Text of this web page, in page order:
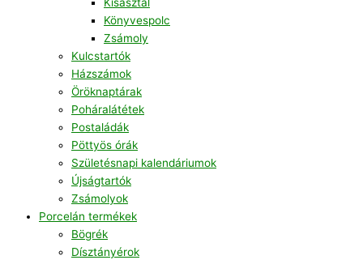
Kisasztal
Könyvespolc
Zsámoly
Kulcstartók
Házszámok
Öröknaptárak
Poháralátétek
Postaládák
Pöttyös órák
Születésnapi kalendáriumok
Újságtartók
Zsámolyok
Porcelán termékek
Bögrék
Dísztányérok